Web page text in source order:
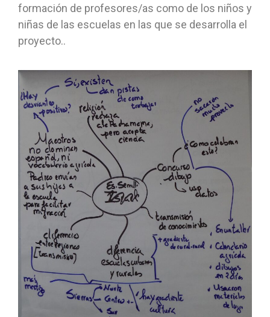
formación de profesores/as como de los niños y
niñas de las escuelas en las que se desarrolla el
proyecto..